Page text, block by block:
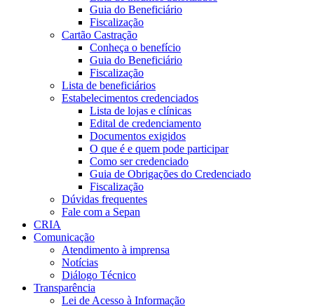
Guia do Beneficiário
Fiscalização
Cartão Castração
Conheça o benefício
Guia do Beneficiário
Fiscalização
Lista de beneficiários
Estabelecimentos credenciados
Lista de lojas e clínicas
Edital de credenciamento
Documentos exigidos
O que é e quem pode participar
Como ser credenciado
Guia de Obrigações do Credenciado
Fiscalização
Dúvidas frequentes
Fale com a Sepan
CRIA
Comunicação
Atendimento à imprensa
Notícias
Diálogo Técnico
Transparência
Lei de Acesso à Informação